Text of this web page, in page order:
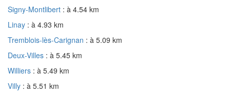
Signy-Montlibert : à 4.54 km
Linay : à 4.93 km
Tremblois-lès-Carignan : à 5.09 km
Deux-Villes : à 5.45 km
Williers : à 5.49 km
Villy : à 5.51 km